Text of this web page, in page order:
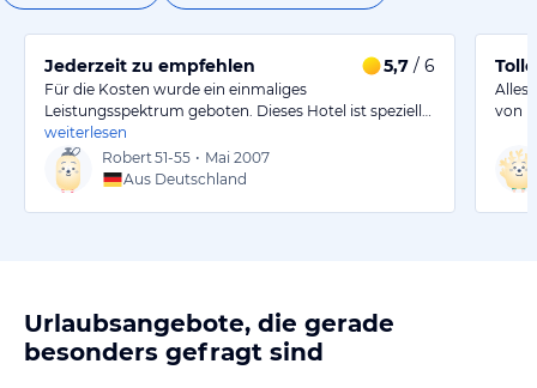
Jederzeit zu empfehlen 5,7 / 6
Für die Kosten wurde ein einmaliges
Leistungsspektrum geboten. Dieses Hotel ist speziell…
weiterlesen
Robert 51-55 • Mai 2007
Aus Deutschland
Alles
von
Urlaubsangebote, die gerade
besonders gefragt sind